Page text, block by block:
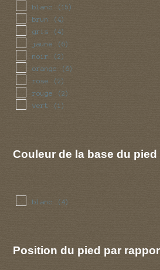
blanc (15)
brun (4)
gris (4)
jaune (6)
noir (2)
orange (6)
rose (2)
rouge (2)
vert (1)
Couleur de la base du pied
blanc (4)
Position du pied par